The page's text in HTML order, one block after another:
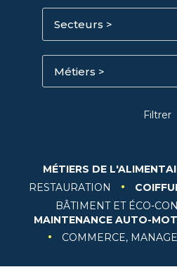
MÉTIERS DE
RESTAURATION
·
BÂTIMENT ET ÉCO-
MAINTENANCE AUTO-
· COMMERCE,